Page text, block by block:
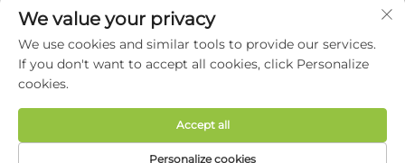
Hak Cipta © 2025 oleh EVERISE FITNESS
We value your privacy
We use cookies and similar tools to provide our services.
If you don't want to accept all cookies, click Personalize
cookies.
Personalize cookies
Accept all